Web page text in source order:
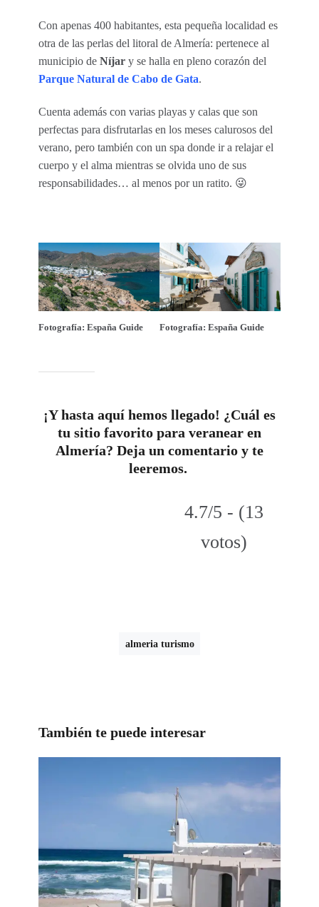
Con apenas 400 habitantes, esta pequeña localidad es
otra de las perlas del litoral de Almería: pertenece al
municipio de Níjar y se halla en pleno corazón del
Parque Natural de Cabo de Gata.
Cuenta además con varias playas y calas que son
perfectas para disfrutarlas en los meses calurosos del
verano, pero también con un spa donde ir a relajar el
cuerpo y el alma mientras se olvida uno de sus
responsabilidades… al menos por un ratito. 😜
Fotografía: España Guide Fotografía: España Guide
¡Y hasta aquí hemos llegado! ¿Cuál es
tu sitio favorito para veranear en
Almería? Deja un comentario y te
leeremos.
4.7/5 - (13
votos)
almeria turismo
También te puede interesar